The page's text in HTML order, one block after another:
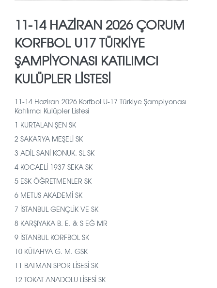
11-14 HAZİRAN 2026 ÇORUM
KORFBOL U17 TÜRKİYE
ŞAMPİYONASI KATILIMCI
KULÜPLER LİSTESİ
11-14 Haziran 2026 Korfbol U-17 Türkiye Şampiyonası
Katılımcı Kulüpler Listesi
1 KURTALAN ŞEN SK
2 SAKARYA MEŞELİ SK
3 ADİL SANİ KONUK. SL SK
4 KOCAELİ 1937 SEKA SK
5 ESK ÖĞRETMENLER SK
6 METUS AKADEMİ SK
7 İSTANBUL GENÇLİK VE SK
8 KARŞIYAKA B. E. & S EĞ MR
9 İSTANBUL KORFBOL SK
10 KÜTAHYA G. M. GSK
11 BATMAN SPOR LİSESİ SK
12 TOKAT ANADOLU LİSESİ SK